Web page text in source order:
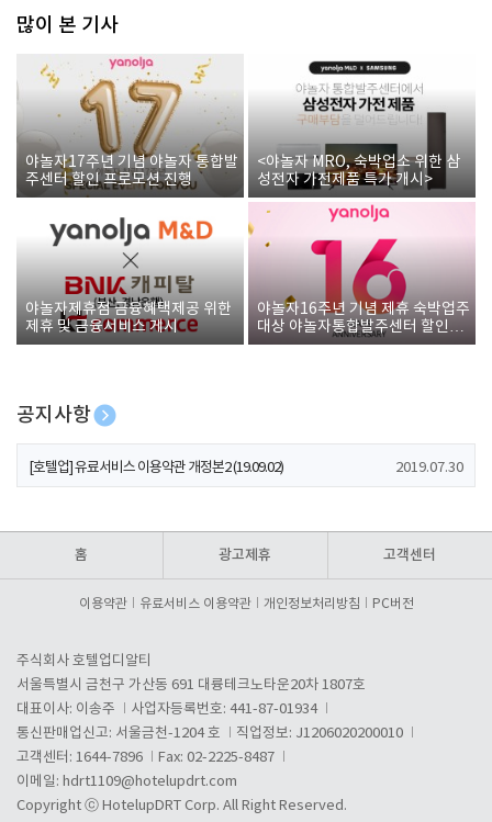
많이 본 기사
야놀자17주년 기념 야놀자 통합발
주센터 할인 프로모션 진행
<야놀자 MRO, 숙박업소 위한 삼
성전자 가전제품 특가 개시>
야놀자제휴점 금융혜택제공 위한
제휴 및 금융서비스 게시
야놀자16주년 기념 제휴 숙박업주
대상 야놀자통합발주센터 할인쿠
폰 증정
공지사항
[호텔업] 개인정보 처리방침 개정본1 (19.09.02)
[호텔업] 유료서비스 이용약관 개정본2 (19.09.02) 2019.07.30
홈 광고제휴 고객센터
이용약관 유료서비스 이용약관 개인정보처리방침 PC버전
주식회사 호텔업디알티
서울특별시 금천구 가산동 691 대륭테크노타운20차 1807호
대표이사: 이송주
사업자등록번호: 441-87-01934
통신판매업신고: 서울금천-1204 호
직업정보: J1206020200010
고객센터: 1644-7896
Fax: 02-2225-8487
이메일: hdrt1109@hotelupdrt.com
Copyright ⓒ HotelupDRT Corp. All Right Reserved.